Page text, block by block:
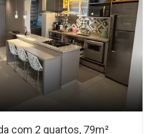
com 2 quartos, 79m²